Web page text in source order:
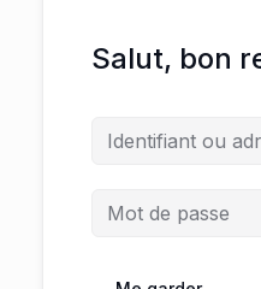
Salut, bon